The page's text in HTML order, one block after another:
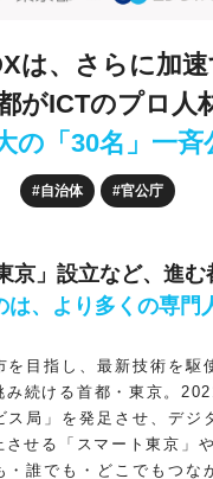
は、さらに加速
がICTのプロ人
の「30名」一斉
自治体 官公庁
京」設立など、進む
、より多くの専門
を目指し、最新技術を駆
み続ける首都・東京。
ス局」を発足させ、デジ
させる「スマート東京」
・誰でも・どこでもつな